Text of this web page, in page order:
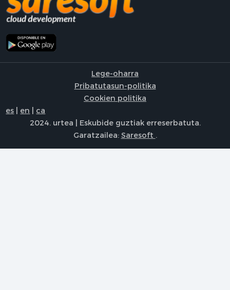
Lege-oharra
Pribatutasun-politika
Cookien politika
es | en | ca
2024. urtea | Eskubide guztiak erreserbatuta.
Garatzailea: Saresoft .